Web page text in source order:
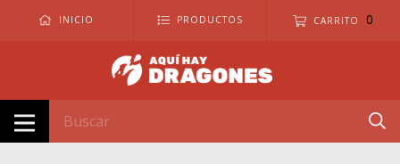
INICIO PRODUCTOS CARRITO 0